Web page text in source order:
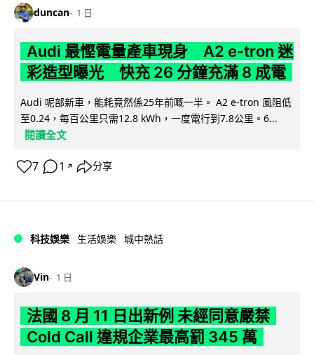
duncan 1 日
Audi 最慳電量產車現身 A2 e-tron 迷
彩造型曝光 快充 26 分鐘充滿 8 成電
Audi 呢部新車，能耗竟然係25年前嘅一半。 A2 e-tron 風阻低
至0.24，每百公里只需12.8 kWh，一度電行到7.8公里。6...
閱讀全文
7 1 ↗ 分享
科技娛樂 生活娛樂 城中熱話
Vin 1 日
法國 8 月 11 日出新例 未經同意嚴禁
Cold Call 違規企業最高罰 345 萬